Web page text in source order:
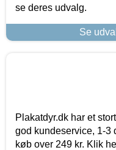
se deres udvalg.
Se
Plakatdyr.dk har et
god kundeservice, 1-3
køb over 249 kr. Klik